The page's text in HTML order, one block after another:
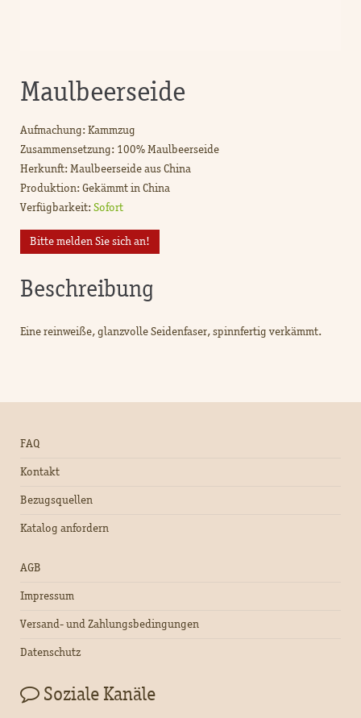
Maulbeerseide
Aufmachung: Kammzug
Zusammensetzung: 100% Maulbeerseide
Herkunft: Maulbeerseide aus China
Produktion: Gekämmt in China
Verfügbarkeit: Sofort
Bitte melden Sie sich an!
Beschreibung
Eine reinweiße, glanzvolle Seidenfaser, spinnfertig verkämmt.
FAQ
Kontakt
Bezugsquellen
Katalog anfordern
AGB
Impressum
Versand- und Zahlungsbedingungen
Datenschutz
Soziale Kanäle